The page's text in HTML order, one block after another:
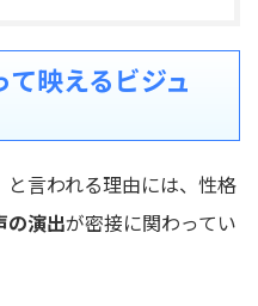
映えるビジュ
言われる理由には、性格
の演出が密接に関わってい